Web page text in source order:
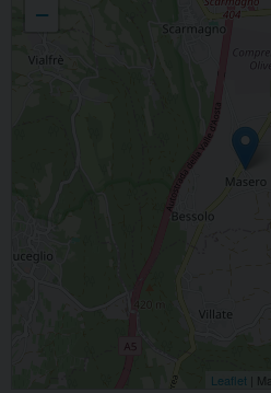
−
Leaflet |